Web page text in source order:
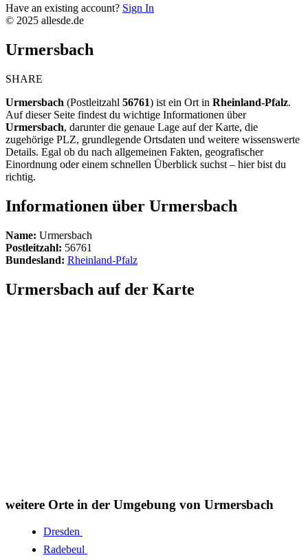
Have an existing account? Sign In
© 2025 allesde.de
Urmersbach
SHARE
Urmersbach (Postleitzahl 56761) ist ein Ort in Rheinland-Pfalz.
Auf dieser Seite findest du wichtige Informationen über
Urmersbach, darunter die genaue Lage auf der Karte, die
zugehörige PLZ, grundlegende Ortsdaten und weitere wissenswerte
Details. Egal ob du nach allgemeinen Fakten, geografischer
Einordnung oder einem schnellen Überblick suchst – hier bist du
richtig.
Informationen über Urmersbach
Name: Urmersbach
Postleitzahl: 56761
Bundesland: Rheinland-Pfalz
Urmersbach auf der Karte
weitere Orte in der Umgebung von Urmersbach
Dresden
Radebeul